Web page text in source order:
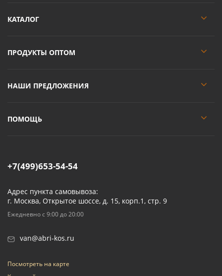
КАТАЛОГ
ПРОДУКТЫ ОПТОМ
НАШИ ПРЕДЛОЖЕНИЯ
ПОМОЩЬ
+7(499)653-54-54
Адрес пункта самовывоза:
г. Москва, Открытое шоссе, д. 15, корп.1, стр. 9
Ежедневно с 9:00 до 20:00
van@abri-kos.ru
Посмотреть на карте